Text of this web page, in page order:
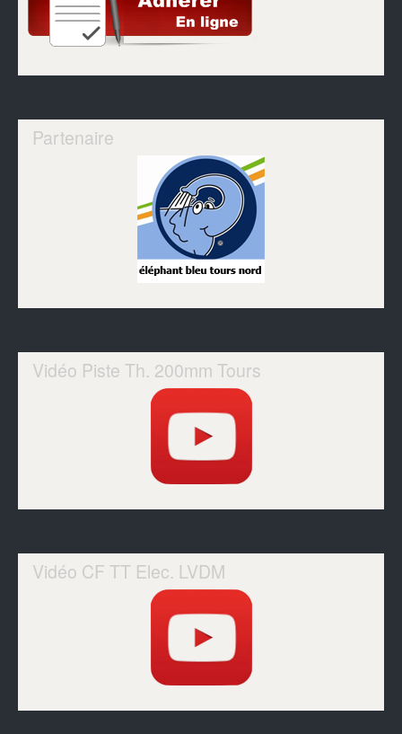
Partenaire
Vidéo Piste Th. 200mm Tours
Vidéo CF TT Elec. LVDM